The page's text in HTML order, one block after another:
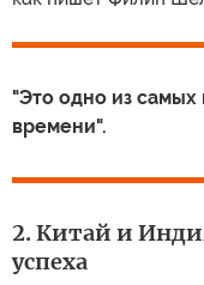
"Это одно из
времени".
2. Китай и
успеха